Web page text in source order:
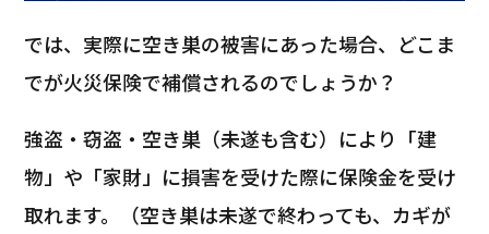
では、実際に空き巣の被害にあった場合、どこま
でが火災保険で補償されるのでしょうか？
強盗・窃盗・空き巣（未遂も含む）により「建
物」や「家財」に損害を受けた際に保険金を受け
取れます。（空き巣は未遂で終わっても、カギが